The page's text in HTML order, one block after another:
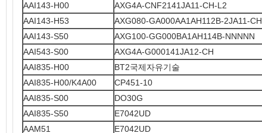
AAI143-H00
AXG4A-CNF2141JA11-CH-L2
AAI143-H53
AXG080-GA000AA1AH112B-2JA11-CH
AAI143-S50
AXG100-GG000BA1AH114B-NNNNN
AAI543-S00
AXG4A-G000141JA12-CH
AAI835-H00
BT2국제자유기술
AAI835-H00/K4A00
CP451-10
AAI835-S00
DO30G
AAI835-S50
E7042UD
AAM51
E7042UD